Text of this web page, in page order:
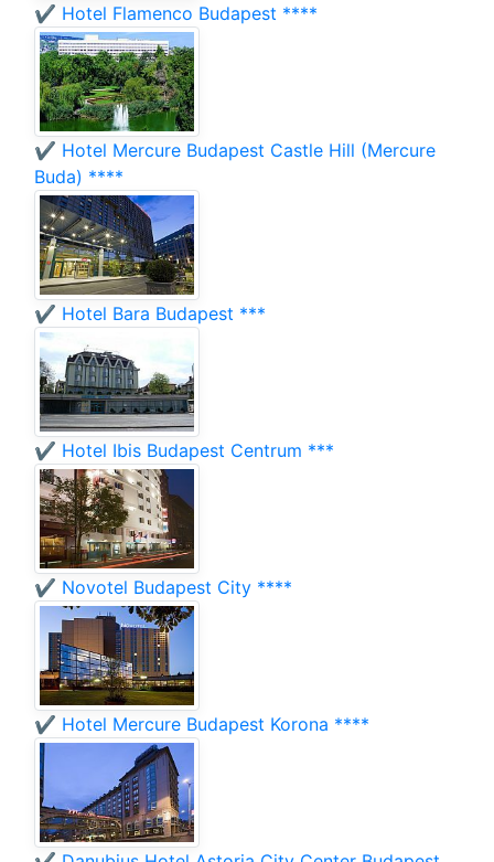
✔️ Hotel Flamenco Budapest ****
✔️ Hotel Mercure Budapest Castle Hill (Mercure
Buda) ****
✔️ Hotel Bara Budapest ***
✔️ Hotel Ibis Budapest Centrum ***
✔️ Novotel Budapest City ****
✔️ Hotel Mercure Budapest Korona ****